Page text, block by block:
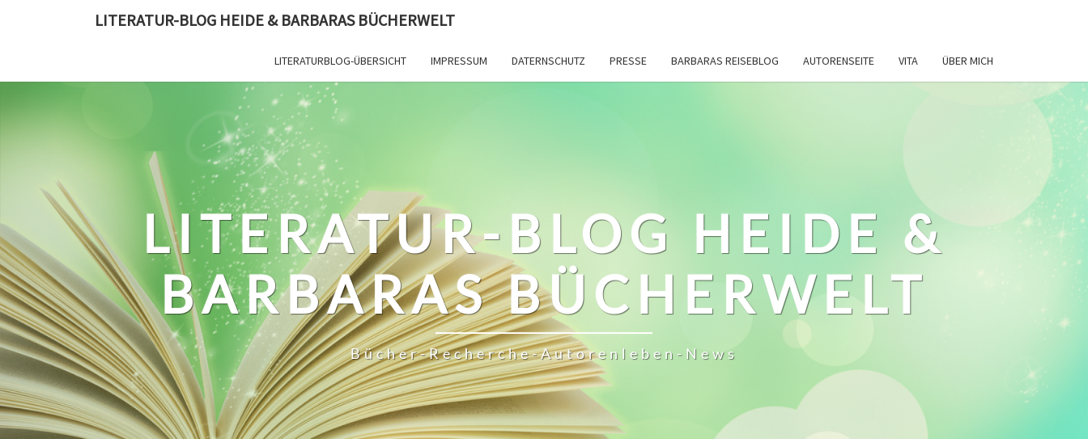
LITERATUR-BLOG HEIDE & BARBARAS BÜCHERWELT
LITERATURBLOG-ÜBERSICHT IMPRESSUM DATERNSCHUTZ PRESSE BARBARAS REISEBLOG AUTORENSEITE VITA ÜBER MICH
LITERATUR-BLOG HEIDE &
BARBARAS BÜCHERWELT
Bücher-Recherche-Autorenleben-News